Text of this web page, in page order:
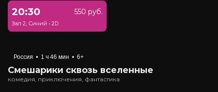
20:30 550 руб.
Зал 2, Синий • 2D
Россия • 1 ч 46 мин • 6+
Смешарики сквозь вселенные
комедия, приключения, фантастика